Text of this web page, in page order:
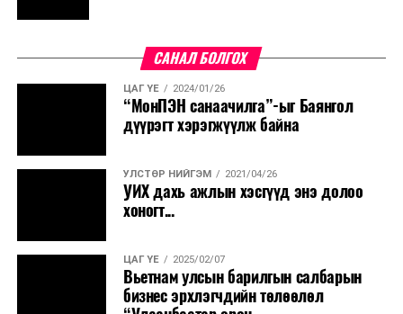
САНАЛ БОЛГОХ
ЦАГ ҮЕ 2024/01/26
“МонПЭН санаачилга”-ыг Баянгол
дүүрэгт хэрэгжүүлж байна
УЛСТӨР НИЙГЭМ 2021/04/26
УИХ дахь ажлын хэсгүүд энэ долоо
хоногт...
ЦАГ ҮЕ 2025/02/07
Вьетнам улсын барилгын салбарын
бизнес эрхлэгчдийн төлөөлөл